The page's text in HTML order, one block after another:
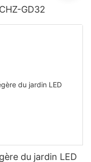
GD32
du jardin LED